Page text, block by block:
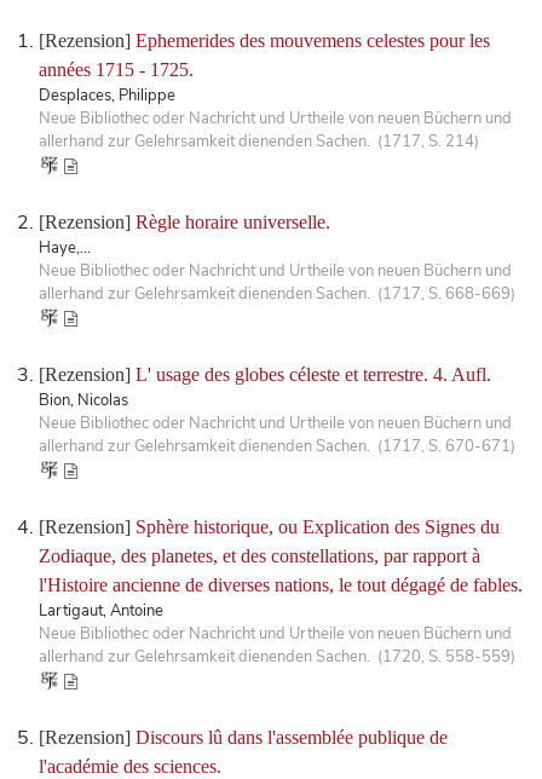
[Rezension] Ephemerides des mouvemens celestes pour les
années 1715 - 1725.
Desplaces, Philippe
Neue Bibliothec oder Nachricht und Urtheile von neuen Büchern und
allerhand zur Gelehrsamkeit dienenden Sachen. (1717, S. 214)
[Rezension] Règle horaire universelle.
Haye,...
Neue Bibliothec oder Nachricht und Urtheile von neuen Büchern und
allerhand zur Gelehrsamkeit dienenden Sachen. (1717, S. 668-669)
[Rezension] L' usage des globes céleste et terrestre. 4. Aufl.
Bion, Nicolas
Neue Bibliothec oder Nachricht und Urtheile von neuen Büchern und
allerhand zur Gelehrsamkeit dienenden Sachen. (1717, S. 670-671)
[Rezension] Sphère historique, ou Explication des Signes du
Zodiaque, des planetes, et des constellations, par rapport à
l'Histoire ancienne de diverses nations, le tout dégagé de fables.
Lartigaut, Antoine
Neue Bibliothec oder Nachricht und Urtheile von neuen Büchern und
allerhand zur Gelehrsamkeit dienenden Sachen. (1720, S. 558-559)
[Rezension] Discours lû dans l'assemblée publique de
l'académie des sciences.